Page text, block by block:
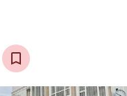
arrow_right